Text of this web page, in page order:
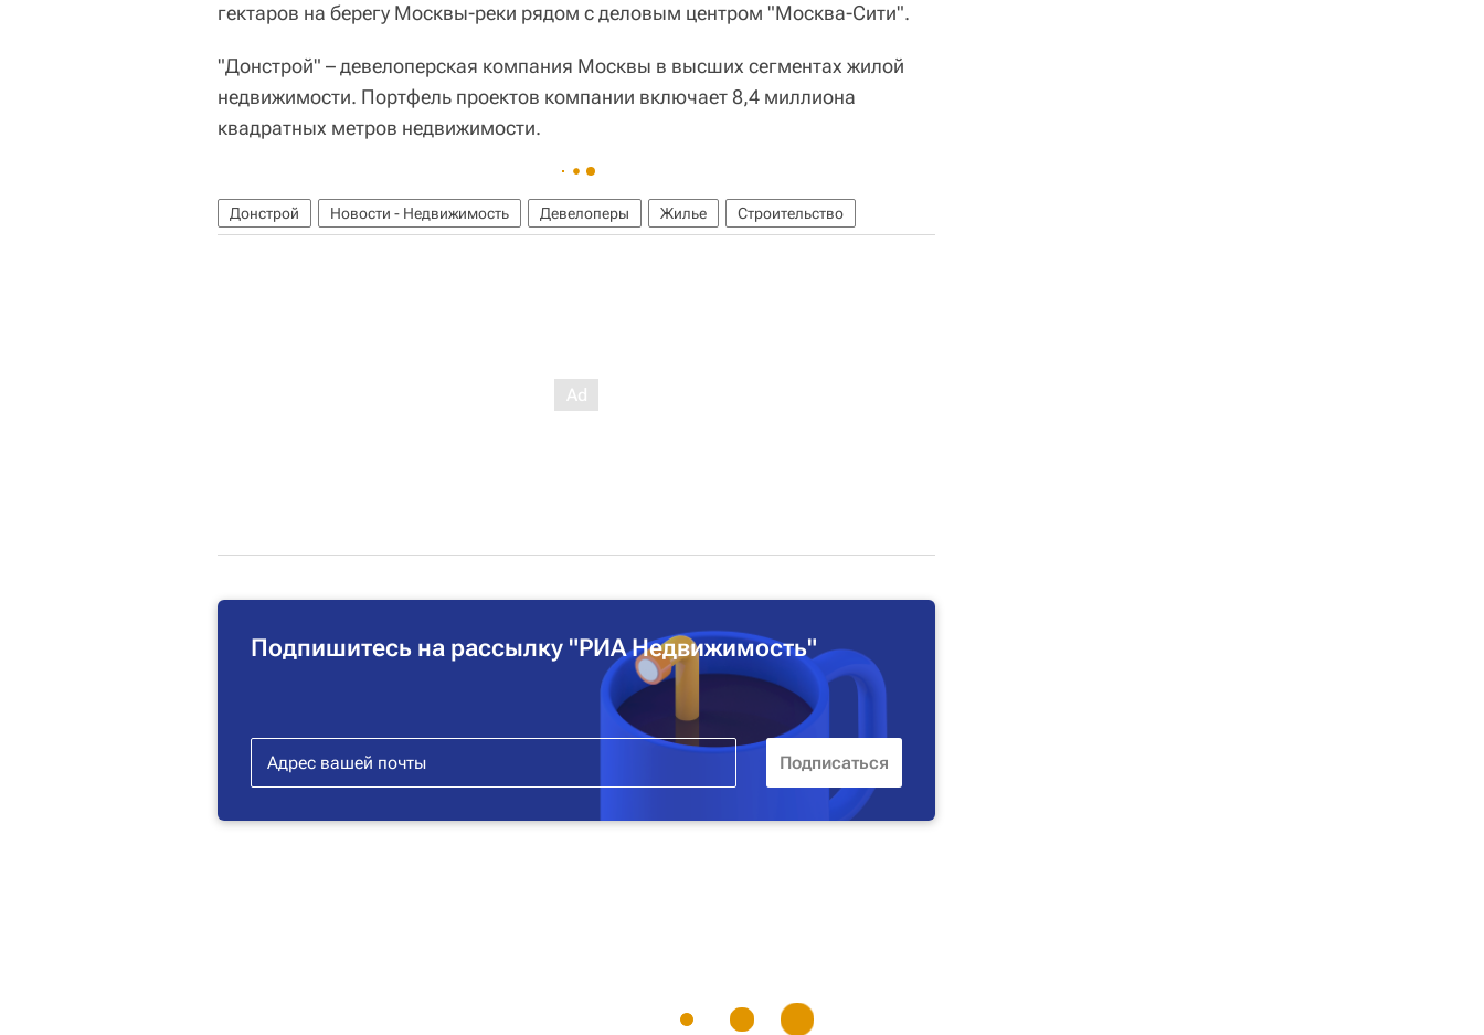
гектаров на берегу Москвы-реки рядом с деловым центром "Москва-Сити".
"Донстрой" – девелоперская компания Москвы в высших сегментах жилой
недвижимости. Портфель проектов компании включает 8,4 миллиона
квадратных метров недвижимости.
Донстрой Новости - Недвижимость Девелоперы Жилье Строительство
Подпишитесь на рассылку "РИА Недвижимость"